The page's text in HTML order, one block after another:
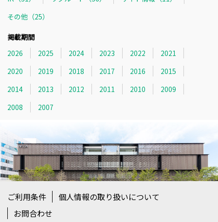
その他（25）
掲載期間
2026
2025 2024 2023 2022
2021
2020
2019 2018 2017 2016
2015
2014
2013 2012 2011 2010
2009
2008
2007
ご利用条件
個人情報の取り扱いについて
お問合わせ